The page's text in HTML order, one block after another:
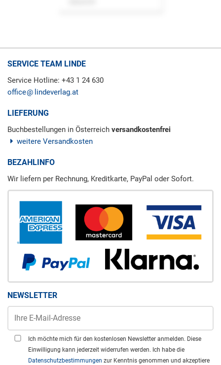
SERVICE TEAM LINDE
Service Hotline: +43 1 24 630
office
lindeverlag.at
LIEFERUNG
Buchbestellungen in Österreich versandkostenfrei
weitere Versandkosten
BEZAHLINFO
Wir liefern per Rechnung, Kreditkarte, PayPal oder Sofort.
NEWSLETTER
Ich möchte mich für den kostenlosen Newsletter anmelden. Diese
Einwilligung kann jederzeit widerrufen werden. Ich habe die
Datenschutzbestimmungen zur Kenntnis genommen und akzeptiere